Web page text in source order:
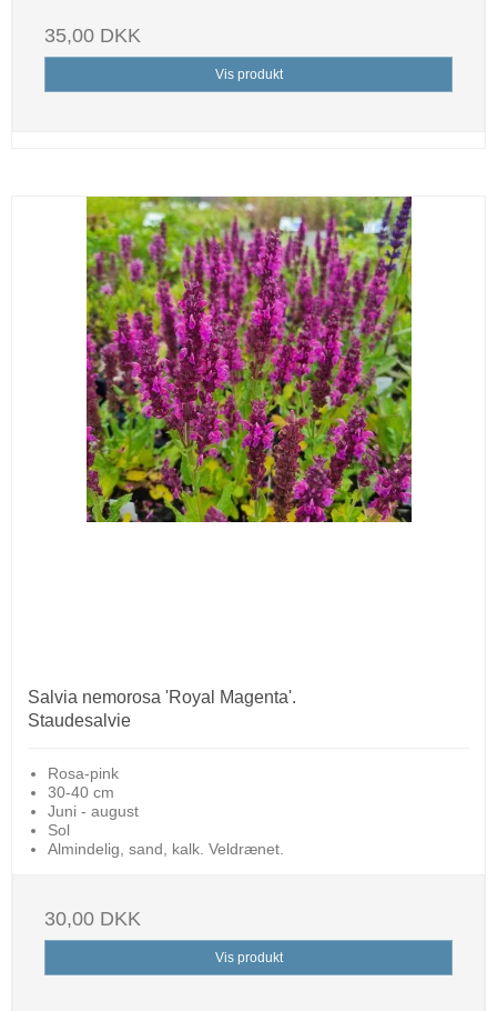
35,00 DKK
Vis produkt
Salvia nemorosa 'Royal Magenta'.
Staudesalvie
Rosa-pink
30-40 cm
Juni - august
Sol
Almindelig, sand, kalk. Veldrænet.
30,00 DKK
Vis produkt